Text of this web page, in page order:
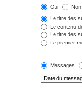
Oui Non
Le titre des
Le contenu
Le titre des
Le premier
Messages